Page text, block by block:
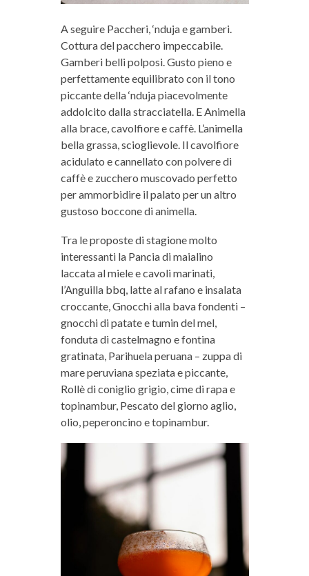
A seguire Paccheri, ‘nduja e gamberi.
Cottura del pacchero impeccabile.
Gamberi belli polposi. Gusto pieno e
perfettamente equilibrato con il tono
piccante della ‘nduja piacevolmente
addolcito dalla stracciatella. E Animella
alla brace, cavolfiore e caffè. L’animella
bella grassa, scioglievole. Il cavolfiore
acidulato e cannellato con polvere di
caffè e zucchero muscovado perfetto
per ammorbidire il palato per un altro
gustoso boccone di animella.
Tra le proposte di stagione molto
interessanti la Pancia di maialino
laccata al miele e cavoli marinati,
l’Anguilla bbq, latte al rafano e insalata
croccante, Gnocchi alla bava fondenti –
gnocchi di patate e tumin del mel,
fonduta di castelmagno e fontina
gratinata, Parihuela peruana – zuppa di
mare peruviana speziata e piccante,
Rollè di coniglio grigio, cime di rapa e
topinambur, Pescato del giorno aglio,
olio, peperoncino e topinambur.